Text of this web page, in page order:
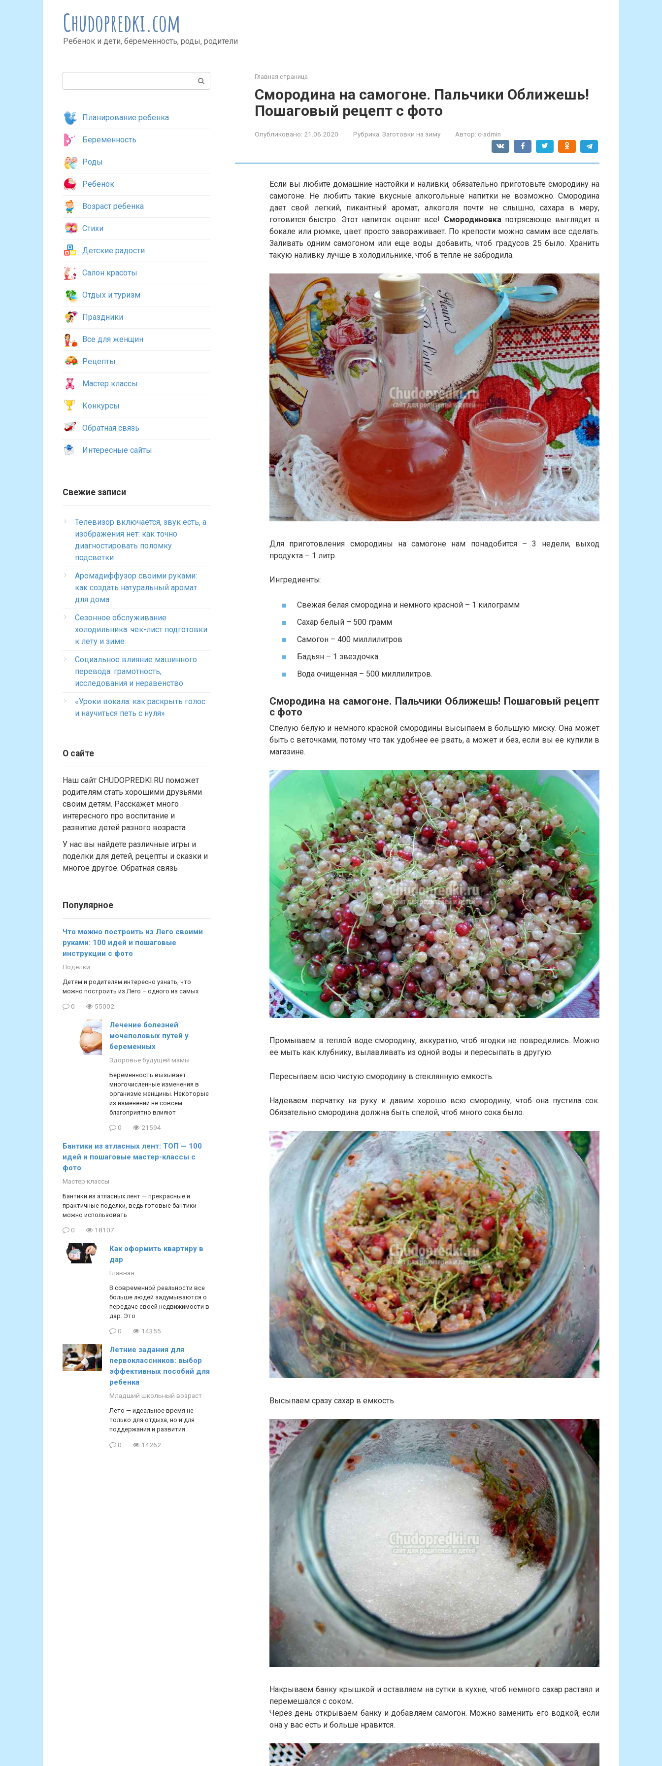
Chudopredki.com
Ребенок и дети, беременность, роды, родители
Главная страница
Смородина на самогоне. Пальчики Оближешь!
Пошаговый рецепт с фото
Опубликовано: 21.06.2020 Рубрика: Заготовки на зиму Автор: c-admin
Если вы любите домашние настойки и наливки, обязательно приготовьте смородину на
самогоне. Не любить такие вкусные алкогольные напитки не возможно. Смородина
дает свой легкий, пикантный аромат, алкоголя почти не слышно, сахара в меру,
готовится быстро. Этот напиток оценят все! Смородиновкапотрясающе выглядит в
бокале или рюмке, цвет просто завораживает. По крепости можно самим все сделать.
Заливать одним самогоном или еще воды добавить, чтоб градусов 25 было. Хранить
такую наливку лучше в холодильнике, чтоб в тепле не забродила.
Для приготовления смородины на самогоне нам понадобится – 3 недели, выход
продукта – 1 литр.
Ингредиенты:
Свежая белая смородина и немного красной – 1 килограмм
Сахар белый – 500 грамм
Самогон – 400 миллилитров
Бадьян – 1 звездочка
Вода очищенная – 500 миллилитров.
Смородина на самогоне. Пальчики Оближешь! Пошаговый рецепт
с фото
Спелую белую и немного красной смородины высыпаем в большую миску. Она может
быть с веточками, потому что так удобнее ее рвать, а может и без, если вы ее купили в
магазине.
Промываем в теплой воде смородину, аккуратно, чтоб ягодки не повредились. Можно
ее мыть как клубнику, вылавливать из одной воды и пересыпать в другую.
Пересыпаем всю чистую смородину в стеклянную емкость.
Надеваем перчатку на руку и давим хорошо всю смородину, чтоб она пустила сок.
Обязательно смородина должна быть спелой, чтоб много сока было.
Высыпаем сразу сахар в емкость.
Накрываем банку крышкой и оставляем на сутки в кухне, чтоб немного сахар растаял и
перемешался с соком.
Через день открываем банку и добавляем самогон. Можно заменить его водкой, если
она у вас есть и больше нравится.
Планирование ребенка
Беременность
Роды
Ребенок
Возраст ребенка
Стихи
Детские радости
Салон красоты
Отдых и туризм
Праздники
Все для женщин
Рецепты
Мастер классы
Конкурсы
Обратная связь
Интересные сайты
Свежие записи
Телевизор включается, звук есть, а
изображения нет: как точно
диагностировать поломку
подсветки
Аромадиффузор своими руками:
как создать натуральный аромат
для дома
Сезонное обслуживание
холодильника: чек-лист подготовки
к лету и зиме
Социальное влияние машинного
перевода: грамотность,
исследования и неравенство
«Уроки вокала: как раскрыть голос
и научиться петь с нуля»
О сайте
Наш сайт CHUDOPREDKI.RU поможет
родителям стать хорошими друзьями
своим детям. Расскажет много
интересного про воспитание и
развитие детей разного возраста
У нас вы найдете различные игры и
поделки для детей, рецепты и сказки и
многое другое. Обратная связь
Популярное
Что можно построить из Лего своими
руками: 100 идей и пошаговые
инструкции с фото
Поделки
Детям и родителям интересно узнать, что
можно построить из Лего – одного из самых
0 55002
Лечение болезней
мочеполовых путей у
беременных
Здоровье будущей мамы
Беременность вызывает
многочисленные изменения в
организме женщины. Некоторые
из изменений не совсем
благоприятно влияют
0 21594
Бантики из атласных лент: ТОП — 100
идей и пошаговые мастер-классы с
фото
Мастер классы
Бантики из атласных лент — прекрасные и
практичные поделки, ведь готовые бантики
можно использовать
0 18107
Как оформить квартиру в
дар
Главная
В современной реальности все
больше людей задумываются о
передаче своей недвижимости в
дар. Это
0 14355
Летние задания для
первоклассников: выбор
эффективных пособий для
ребенка
Младший школьный возраст
Лето — идеальное время не
только для отдыха, но и для
поддержания и развития
0 14262